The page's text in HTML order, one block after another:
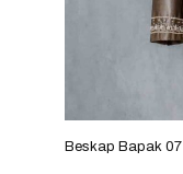
Beskap Bapak 07